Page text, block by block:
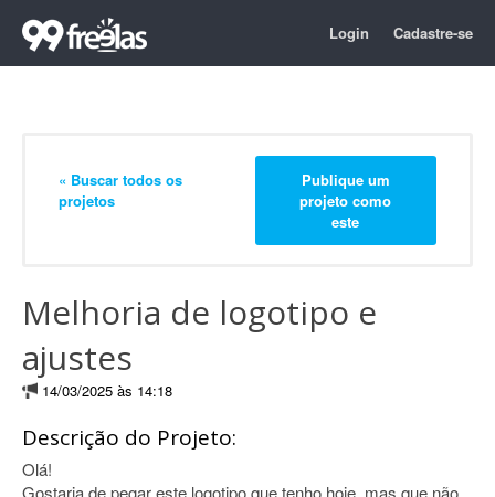
Login Cadastre-se
« Buscar todos os
projetos
Publique um
projeto como
este
Melhoria de logotipo e
ajustes
14/03/2025 às 14:18
Descrição do Projeto:
Olá!
Gostaria de pegar este logotipo que tenho hoje, mas que não